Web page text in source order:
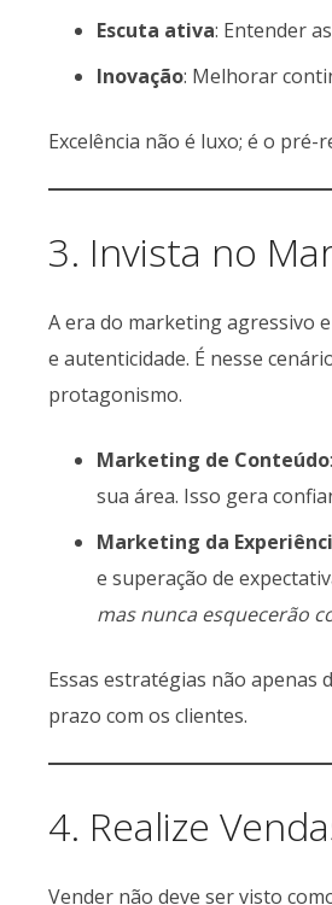
Escuta ativa: Entender
Inovação: Melhorar
Excelência não é luxo; é o
3. Invista no
A era do marketing agressivo
e autenticidade. É nesse
protagonismo.
Marketing de Conteúdo
sua área. Isso gera
Marketing da
e superação de
mas nunca esquecerão
Essas estratégias não
prazo com os clientes.
4. Realize
Vender não deve ser visto